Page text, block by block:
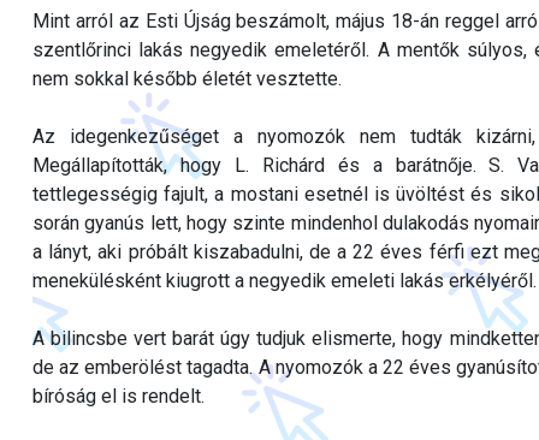
Mint arról az Esti Újság beszámolt, május 18-án reggel
szentlőrinci lakás negyedik emeletéről. A mentők
nem sokkal később életét vesztette.
Az idegenkezűséget a nyomozók nem tudták
Megállapították, hogy L. Richárd és a barátnője. S.
tettlegességig fajult, a mostani esetnél is üvöltést és
során gyanús lett, hogy szinte mindenhol dulakodás
a lányt, aki próbált kiszabadulni, de a 22 éves férfi ezt
menekülésként kiugrott a negyedik emeleti lakás
A bilincsbe vert barát úgy tudjuk elismerte, hogy
de az emberölést tagadta. A nyomozók a 22 éves
bíróság el is rendelt.